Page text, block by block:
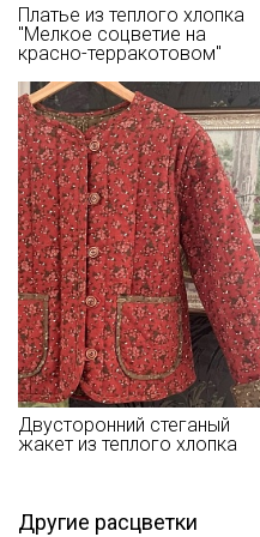
- запрещены отбеливатели
- сушить в подвешенном и
- глажка только с
полотенце, чтобы не примять
Цветопередача может
ткани в зависимостиот
зависимости от партии.
Платье из теплого хлопка
"Мелкое соцветие на
красно-терракотовом"
Двусторонний стеганый
жакет из теплого хлопка
Другие расцветки
Секретная